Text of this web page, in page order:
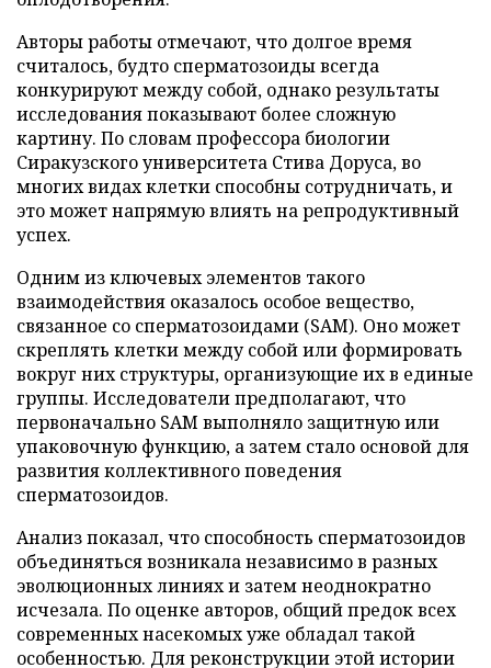
Авторы работы отмечают, что долгое время
считалось, будто сперматозоиды всегда
конкурируют между собой, однако результаты
исследования показывают более сложную
картину. По словам профессора биологии
Сиракузского университета Стива Доруса, во
многих видах клетки способны сотрудничать, и
это может напрямую влиять на репродуктивный
успех.
Одним из ключевых элементов такого
взаимодействия оказалось особое вещество,
связанное со сперматозоидами (SAM). Оно может
скреплять клетки между собой или формировать
вокруг них структуры, организующие их в единые
группы. Исследователи предполагают, что
первоначально SAM выполняло защитную или
упаковочную функцию, а затем стало основой для
развития коллективного поведения
сперматозоидов.
Анализ показал, что способность сперматозоидов
объединяться возникала независимо в разных
эволюционных линиях и затем неоднократно
исчезала. По оценке авторов, общий предок всех
современных насекомых уже обладал такой
особенностью. Для реконструкции этой истории